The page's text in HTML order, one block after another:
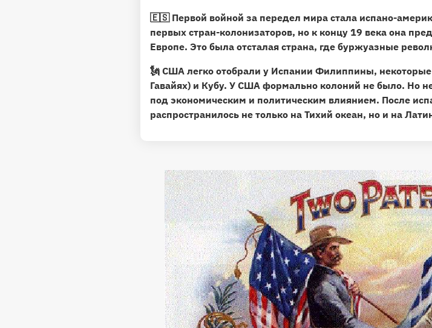
🇪🇸 Первой войной за передел мира стала испано-
первых стран-колонизаторов, но к концу 19 века она
Европе. Это была отсталая страна, где буржуазные
🗽 США легко отобрали у Испании Филиппины,
Гавайях) и Кубу. У США формально колоний не было. Но
под экономическим и политическим влиянием. После
распространилось не только на Тихий океан, но и на